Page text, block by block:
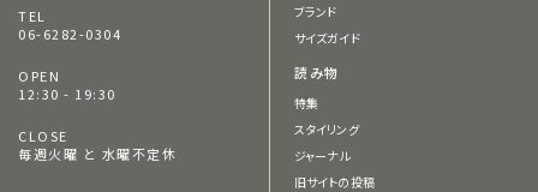
TEL
06-6282-0304
OPEN
12:30 - 19:30
CLOSE
毎週火曜 と 水曜不定休
ブランド
サイズガイド
読み物
特集
スタイリング
ジャーナル
旧サイトの投稿